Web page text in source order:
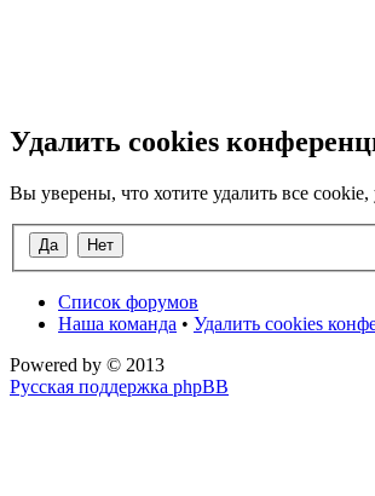
Удалить cookies
Вы уверены, что хотите удалить все
Список форумов
Наша команда • Удалить cookies
Powered by © 2013
Русская поддержка phpBB